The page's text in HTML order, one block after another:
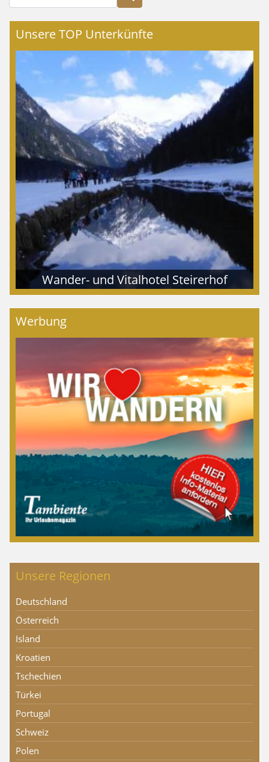
Unsere TOP Unterkünfte
Wander- und Vitalhotel Steirerhof
Werbung
Unsere Regionen
Deutschland
Österreich
Island
Kroatien
Tschechien
Türkei
Portugal
Schweiz
Polen